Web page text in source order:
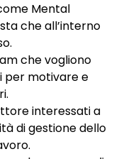
Mental
che all’interno
che vogliono
per motivare e
interessati a
di gestione dello